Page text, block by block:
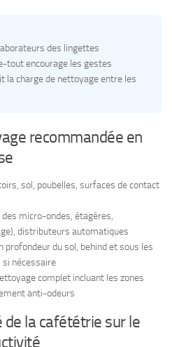
des lingettes
tout encourage les gestes
la charge de nettoyage entre les
recommandée en
sol, poubelles, surfaces de contact
micro-ondes, étagères,
distributeurs automatiques
profondeur du sol, behind et sous les
nécessaire
complet incluant les zones
anti-odeurs
de la cafététrie sur le